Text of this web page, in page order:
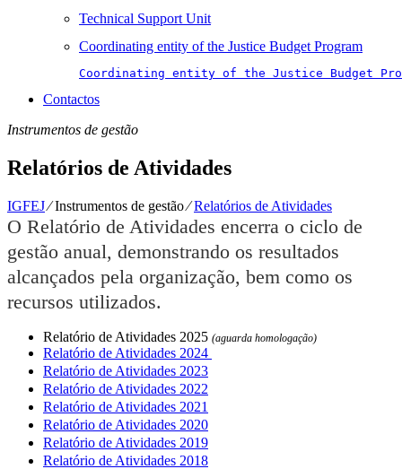
Technical Support Unit
Coordinating entity of the Justice Budget Program
Coordinating entity of the Justice Budget
Contactos
Instrumentos de gestão
Relatórios de Atividades
IGFEJ⁄Instrumentos de gestão⁄Relatórios de Atividades
O Relatório de Atividades encerra o ciclo de
gestão anual, demonstrando os resultados
alcançados pela organização, bem como os
recursos utilizados.
Relatório de Atividades 2025 (aguarda homologação)
Relatório de Atividades 2024
Relatório de Atividades 2023
Relatório de Atividades 2022
Relatório de Atividades 2021
Relatório de Atividades 2020
Relatório de Atividades 2019
Relatório de Atividades 2018